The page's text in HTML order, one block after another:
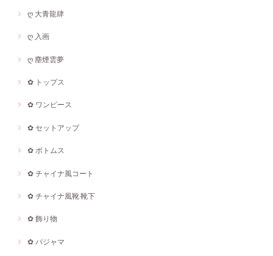
ღ 大青龍肆
ღ 入画
ღ 塵煙雲夢
✿ トップス
✿ ワンピース
✿ セットアップ
✿ ボトムス
✿ チャイナ風コート
✿ チャイナ風靴·靴下
✿ 飾り物
✿ パジャマ